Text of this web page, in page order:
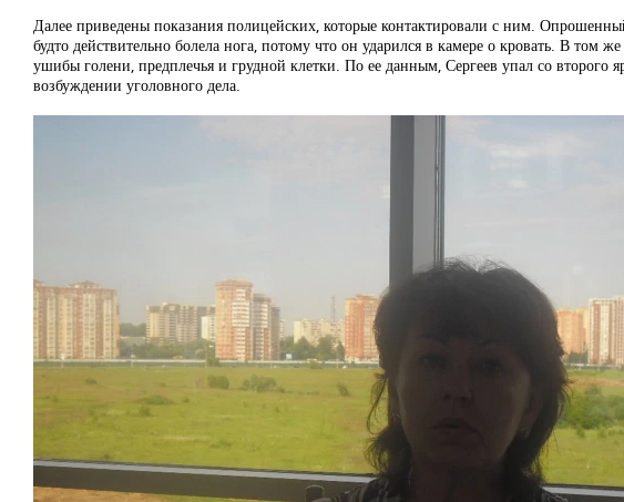
Далее приведены показания полицейских, которые контактировали с ним.
будто действительно болела нога, потому что он ударился в камере о кровать. В
ушибы голени, предплечья и грудной клетки. По ее данным, Сергеев упал со второго
возбуждении уголовного дела.